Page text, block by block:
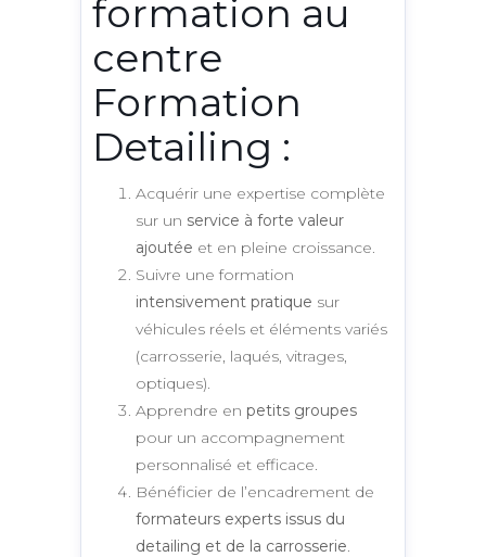
formation au
centre
Formation
Detailing :
Acquérir une expertise complète
sur un service à forte valeur
ajoutée et en pleine croissance.
Suivre une formation
intensivement pratique sur
véhicules réels et éléments variés
(carrosserie, laqués, vitrages,
optiques).
Apprendre en petits groupes
pour un accompagnement
personnalisé et efficace.
Bénéficier de l’encadrement de
formateurs experts issus du
detailing et de la carrosserie.